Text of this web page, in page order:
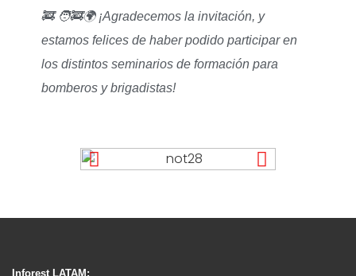
🚒 🧑‍🚒🌍 ¡Agradecemos la invitación, y
estamos felices de haber podido participar en
los distintos seminarios de formación para
bomberos y brigadistas!
Inforest LATAM: